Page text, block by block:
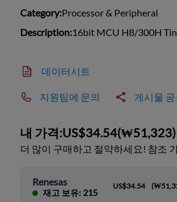
Category:Processor & Peripheral
Description:16bit MCU H8/300H
데이터시트
지원팀에 문의 게시물 공
내 가격:US$34.54(₩51,323)
더 많이 구매하고 절약하세요! 참조
Renesas
재고 보유: 215
US$34.54 (